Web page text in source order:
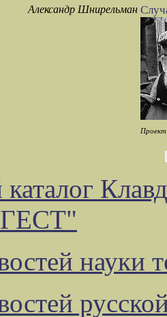
Александр Шнирельман
каталог
науки